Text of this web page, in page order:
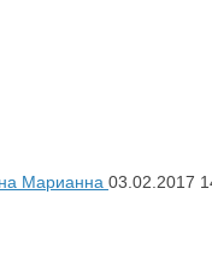
Марианна 03.02.2017